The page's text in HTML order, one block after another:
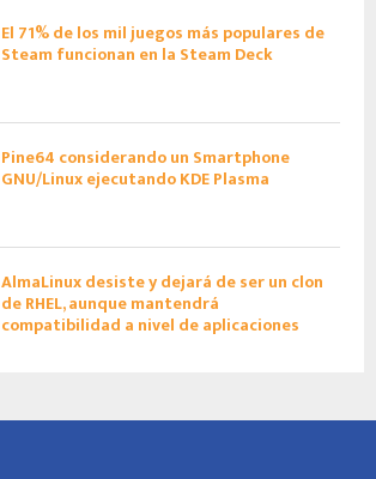
El 71% de los mil juegos más populares de
Steam funcionan en la Steam Deck
Pine64 considerando un Smartphone
GNU/Linux ejecutando KDE Plasma
AlmaLinux desiste y dejará de ser un clon
de RHEL, aunque mantendrá
compatibilidad a nivel de aplicaciones